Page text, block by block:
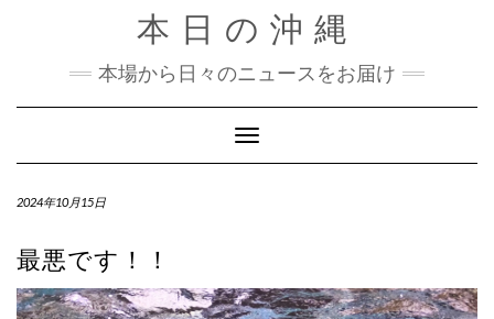
本日の沖縄
本場から日々のニュースをお届け
Toggle Navigation
2024年10月15日
最悪です！！